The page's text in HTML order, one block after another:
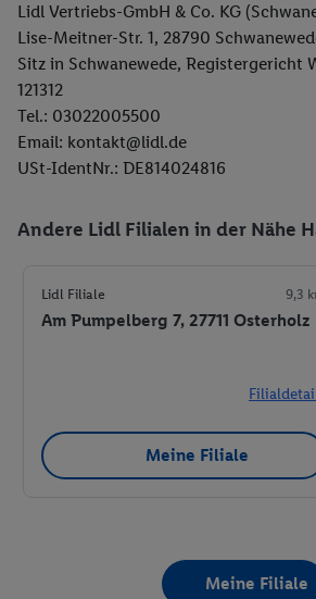
Lidl Vertriebs-GmbH & Co. KG
Lise-Meitner-Str. 1, 28790
Sitz in Schwanewede, Registergericht
121312
Tel.: 03022005500
Email: kontakt@lidl.de
USt-IdentNr.: DE814024816
Andere Lidl Filialen in der Nähe
Lidl Filiale 9,3
Am Pumpelberg 7, 27711 Osterholz
Meine Filiale
Meine Filiale